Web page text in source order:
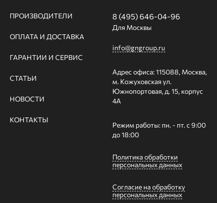
ПРОИЗВОДИТЕЛИ
ОПЛАТА И ДОСТАВКА
ГАРАНТИИ И СЕРВИС
СТАТЬИ
НОВОСТИ
КОНТАКТЫ
8 (495) 646-04-96
Для Москвы
info@gngroup.ru
Адрес офиса: 115088, Москва,
м. Кожуховская ул.
Южнопортовая, д. 15, корпус
4А
Режим работы: пн. - пт. с 9:00
до 18:00
Политика обработки
персональных данных
Согласие на обработку
персональных данных